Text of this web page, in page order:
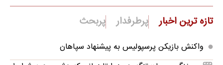
تازه ترین اخبار پرطرفدار پربحث
واکنش بازیکن پرسپولیس به پیشنهاد سپاهان